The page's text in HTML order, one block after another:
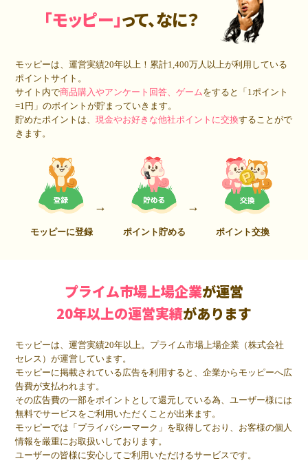
「モッピー」って、なに？
モッピーは、運営実績20年以上！累計1,400万人 以上が利用している
ポイントサイト。
サイト内で商品購入やアンケート回答、ゲームをすると「1ポイント
=1円」のポイントが貯まっていきます。
貯めたポイントは、現金やお好きな他社ポイントに交換することがで
きます。
モッピーに登録 ポイント貯める ポイント交換
プライム市場上場企業が運営
20年以上の運営実績があります
モッピーは、運営実績20年以上。プライム市場上場企業（株式会社
セレス）が運営しています。
モッピーに掲載されている広告を利用すると、企業からモッピーへ広
告費が支払われます。
その広告費の一部をポイントとして還元している為、ユーザー様には
無料でサービスをご利用いただくことが出来ます。
モッピーでは「プライバシーマーク」を取得しており、お客様の個人
情報を厳重にお取扱いしております。
ユーザーの皆様に安心してご利用いただけるサービスです。